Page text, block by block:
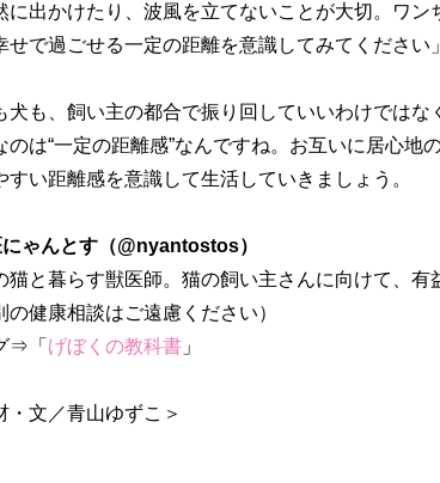
に出かけたり、波風を立てないことが大切。ワ
せで過ごせる一定の距離を意識してみてください」
も、飼い主の都合で振り回していいわけではな
のは“一定の距離感”なんですね。お互いに居心地
すい距離感を意識して生活していきましょう。
ゃんとす（@nyantostos）
猫と暮らす獣医師。猫の飼い主さんに向けて、有
の健康相談はご遠慮ください）
⇒「 げぼくの教科書 」
・文／青山ゆずこ＞